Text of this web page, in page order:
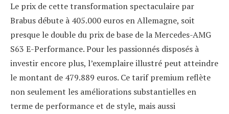
Le prix de cette transformation spectaculaire par
Brabus débute à 405.000 euros en Allemagne, soit
presque le double du prix de base de la Mercedes-AMG
S63 E-Performance. Pour les passionnés disposés à
investir encore plus, l’exemplaire illustré peut atteindre
le montant de 479.889 euros. Ce tarif premium reflète
non seulement les améliorations substantielles en
terme de performance et de style, mais aussi